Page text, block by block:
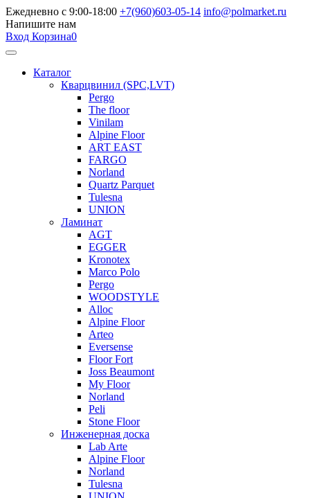
Ежедневно с 9:00-18:00 +7(960)603-05-14 info@polmarket.ru
Напишите нам
Вход Корзина0
Каталог
Кварцвинил (SPC,LVT)
Pergo
The floor
Vinilam
Alpine Floor
ART EAST
FARGO
Norland
Quartz Parquet
Tulesna
UNION
Ламинат
AGT
EGGER
Kronotex
Marco Polo
Pergo
WOODSTYLE
Alloc
Alpine Floor
Arteo
Eversense
Floor Fort
Joss Beaumont
My Floor
Norland
Peli
Stone Floor
Инженерная доска
Lab Arte
Alpine Floor
Norland
Tulesna